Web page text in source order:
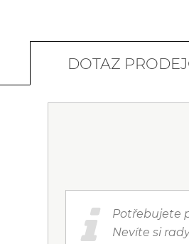
DOTAZ
Potřebujete
Nevíte si